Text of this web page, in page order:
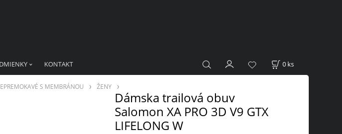
KONTAKT 0 ks
S MEMBRÁNOU ŽENY
Dámska trailová obuv
Salomon XA PRO 3D V9 GTX
LIFELONG W